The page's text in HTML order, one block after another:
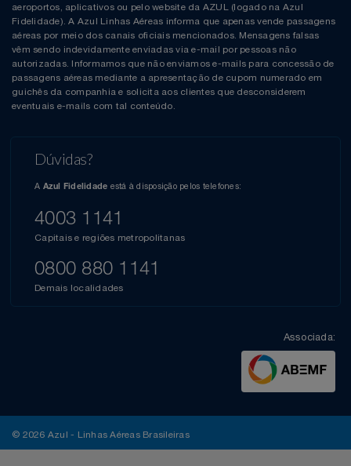
aeroportos, aplicativos ou pelo website da AZUL (logado na Azul
Fidelidade). A Azul Linhas Aéreas informa que apenas vende passagens
aéreas por meio dos canais oficiais mencionados. Mensagens falsas
vêm sendo indevidamente enviadas via e-mail por pessoas não
autorizadas. Informamos que não enviamos e-mails para concessão de
passagens aéreas mediante a apresentação de cupom numerado em
guichês da companhia e solicita aos clientes que desconsiderem
eventuais e-mails com tal conteúdo.
Dúvidas?
A Azul Fidelidade está à disposição pelos telefones:
4003 1141
Capitais e regiões metropolitanas
0800 880 1141
Demais localidades
Associada:
© 2026 Azul - Linhas Aéreas Brasileiras